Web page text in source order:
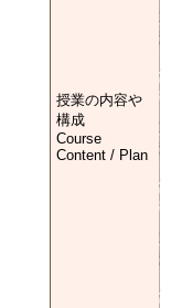
授業の内容や
構成
Course
Content / Plan